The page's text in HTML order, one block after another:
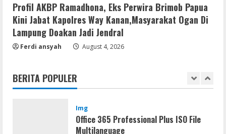
Profil AKBP Ramadhona, Eks Perwira Brimob Papua
Kini Jabat Kapolres Way Kanan,Masyarakat Ogan Di
Lampung Doakan Jadi Jendral
Ferdi ansyah August 4, 2026
BERITA POPULER
5 August 8, 2026
1
Resettools
Nik Collection (by DxO) Portable [no
Img
Office 365 Professional Plus ISO File
Multilanguage